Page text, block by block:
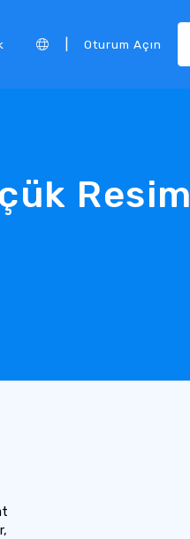
Oturum Açın
Resim